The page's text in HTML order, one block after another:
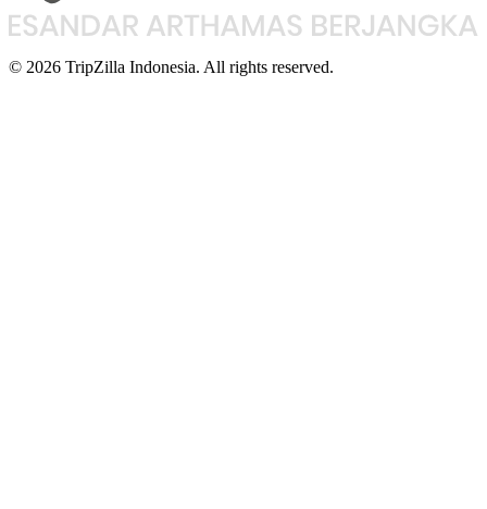
© 2026 TripZilla Indonesia. All rights reserved.